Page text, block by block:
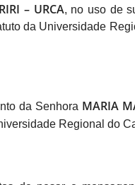
– URCA, no uso de
da Universidade
da Senhora MARIA
versidade Regional do